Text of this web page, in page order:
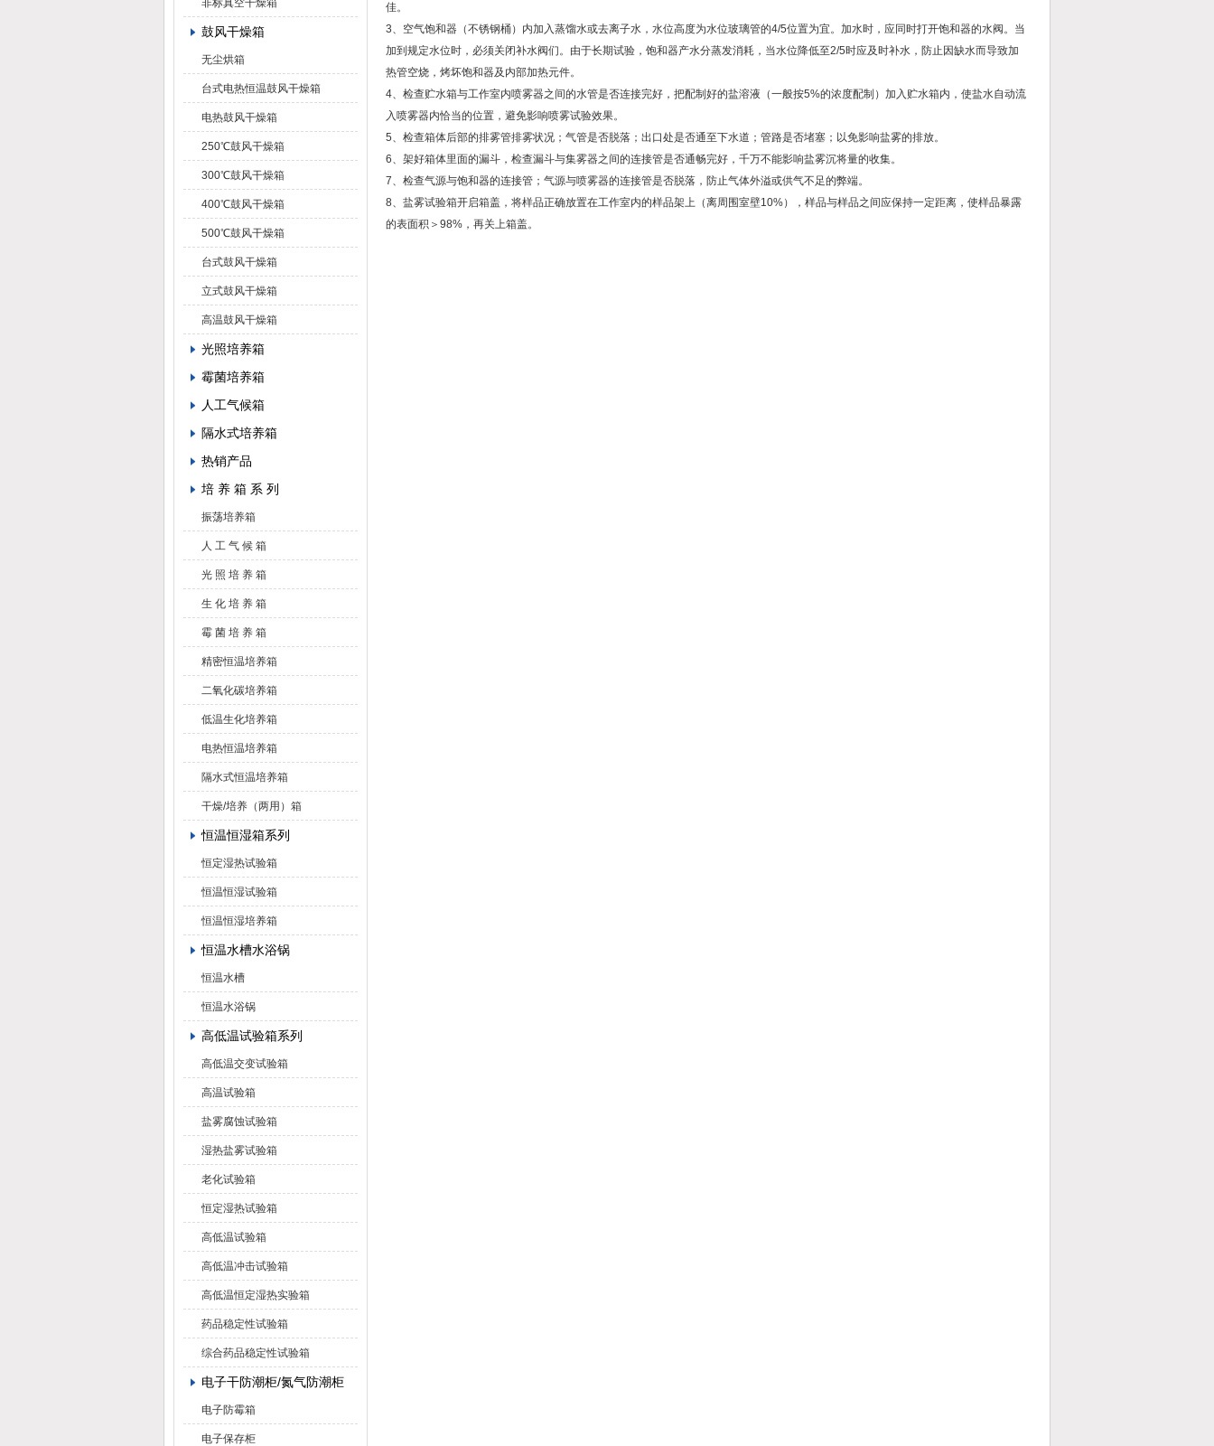
非标真空干燥箱
鼓风干燥箱
无尘烘箱
台式电热恒温鼓风干燥箱
电热鼓风干燥箱
250℃鼓风干燥箱
300℃鼓风干燥箱
400℃鼓风干燥箱
500℃鼓风干燥箱
台式鼓风干燥箱
立式鼓风干燥箱
高温鼓风干燥箱
光照培养箱
霉菌培养箱
人工气候箱
隔水式培养箱
热销产品
培 养 箱 系 列
振荡培养箱
人 工 气 候 箱
光 照 培 养 箱
生 化 培 养 箱
霉 菌 培 养 箱
精密恒温培养箱
二氧化碳培养箱
低温生化培养箱
电热恒温培养箱
隔水式恒温培养箱
干燥/培养（两用）箱
恒温恒湿箱系列
恒定湿热试验箱
恒温恒湿试验箱
恒温恒湿培养箱
恒温水槽水浴锅
恒温水槽
恒温水浴锅
高低温试验箱系列
高低温交变试验箱
高温试验箱
盐雾腐蚀试验箱
湿热盐雾试验箱
老化试验箱
恒定湿热试验箱
高低温试验箱
高低温冲击试验箱
高低温恒定湿热实验箱
药品稳定性试验箱
综合药品稳定性试验箱
电子干防潮柜/氮气防潮柜
电子防霉箱
电子保存柜
佳。
3、空气饱和器（不锈钢桶）内加入蒸馏水或去离子水，水位高度为水位玻璃管的4/5位置为宜。加水时，应同时打开饱和器的水阀。当
加到规定水位时，必须关闭补水阀们。由于长期试验，饱和器产水分蒸发消耗，当水位降低至2/5时应及时补水，防止因缺水而导致加
热管空烧，烤坏饱和器及内部加热元件。
4、检查贮水箱与工作室内喷雾器之间的水管是否连接完好，把配制好的盐溶液（一般按5%的浓度配制）加入贮水箱内，使盐水自动流
入喷雾器内恰当的位置，避免影响喷雾试验效果。
5、检查箱体后部的排雾管排雾状况；气管是否脱落；出口处是否通至下水道；管路是否堵塞；以免影响盐雾的排放。
6、架好箱体里面的漏斗，检查漏斗与集雾器之间的连接管是否通畅完好，千万不能影响盐雾沉将量的收集。
7、检查气源与饱和器的连接管；气源与喷雾器的连接管是否脱落，防止气体外溢或供气不足的弊端。
8、盐雾试验箱开启箱盖，将样品正确放置在工作室内的样品架上（离周围室壁10%），样品与样品之间应保持一定距离，使样品暴露
的表面积＞98%，再关上箱盖。